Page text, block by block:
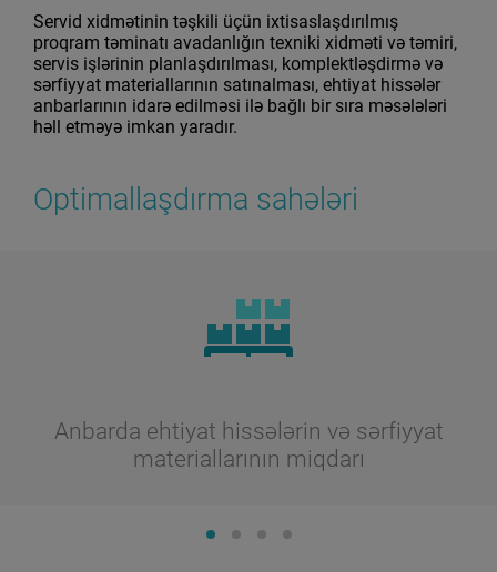
Servid xidmətinin təşkili üçün ixtisaslaşdırılmış
proqram təminatı avadanlığın texniki xidməti və təmiri,
servis işlərinin planlaşdırılması, komplektləşdirmə və
sərfiyyat materiallarının satınalması, ehtiyat hissələr
anbarlarının idarə edilməsi ilə bağlı bir sıra məsələləri
həll etməyə imkan yaradır.
Optimallaşdırma sahələri
Anbarda ehtiyat hissələrin və sərfiyyat
materiallarının miqdarı